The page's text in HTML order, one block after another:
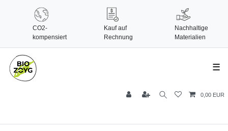
CO2-
kompensiert
Kauf auf
Rechnung
Nachhaltige
Materialien
☰
0,00 EUR